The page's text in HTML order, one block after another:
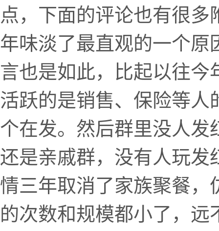
点，下面的评论也有很
年味淡了最直观的一个
言也是如此，比起以往
活跃的是销售、保险等
个在发。然后群里没人发
还是亲戚群，没有人玩发
情三年取消了家族聚餐，
的次数和规模都小了，